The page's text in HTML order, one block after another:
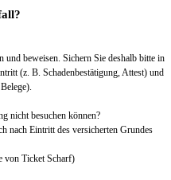
und beweisen. Sichern Sie deshalb bitte in
(z. B. Schadenbestätigung, Attest) und
nicht besuchen können?
nach Eintritt des versicherten Grundes
von Ticket Scharf)